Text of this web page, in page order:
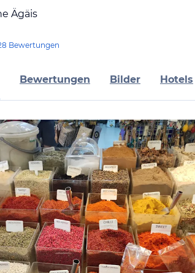
Ägäis
Bewertungen
Bewertungen Bilder Hotels